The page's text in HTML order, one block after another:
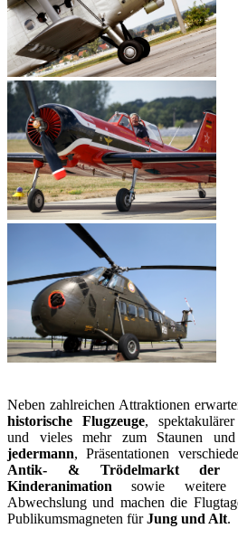
Neben zahlreichen Attraktionen
historische Flugzeuge,
und vieles mehr zum Staunen
jedermann, Präsentationen
Antik- & Trödelmarkt der
Kinderanimation sowie weitere
Abwechslung und machen die
Publikumsmagneten fürJung und Alt.